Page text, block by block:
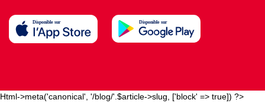
Html->meta('canonical', '/blog/'.$article->slug, ['block' => true]) ?>